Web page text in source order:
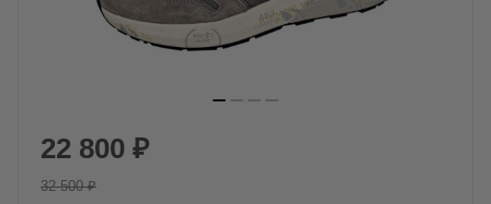
22 800 ₽
32 500₽